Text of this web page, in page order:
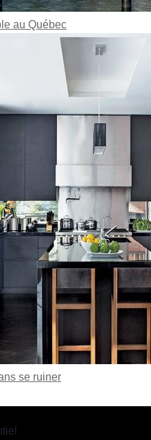
au Québec
se ruiner